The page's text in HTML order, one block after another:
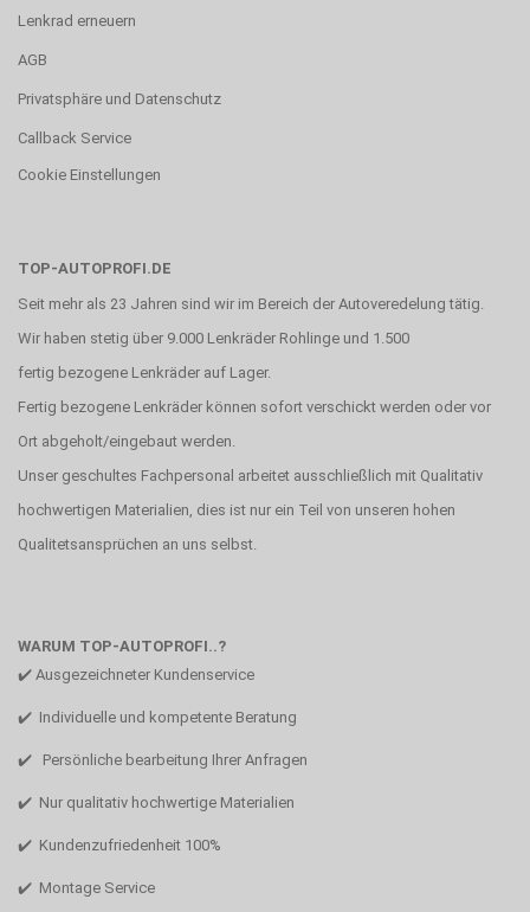
Lenkrad erneuern
AGB
Privatsphäre und Datenschutz
Callback Service
Cookie Einstellungen
TOP-AUTOPROFI.DE
Seit mehr als 23 Jahren sind wir im Bereich der Autoveredelung tätig.
Wir haben stetig über 9.000 Lenkräder Rohlinge und 1.500
fertig bezogene Lenkräder auf Lager.
Fertig bezogene Lenkräder können sofort verschickt werden oder vor
Ort abgeholt/eingebaut werden.
Unser geschultes Fachpersonal arbeitet ausschließlich mit Qualitativ
hochwertigen Materialien, dies ist nur ein Teil von unseren hohen
Qualitetsansprüchen an uns selbst.
WARUM TOP-AUTOPROFI..?
✔️ Ausgezeichneter Kundenservice
✔️ Individuelle und kompetente Beratung
✔️ Persönliche bearbeitung Ihrer Anfragen
✔️ Nur qualitativ hochwertige Materialien
✔️ Kundenzufriedenheit 100%
✔️ Montage Service